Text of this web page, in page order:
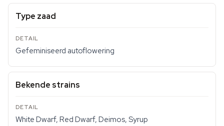
Type zaad
Gefeminiseerd autoflowering
Bekende strains
White Dwarf, Red Dwarf, Deimos, Syrup